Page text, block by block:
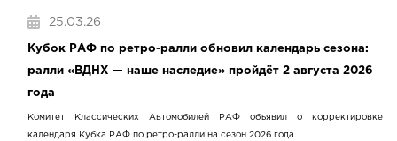
25.03.26
Кубок РАФ по ретро-ралли обновил календарь сезона:
ралли «ВДНХ — наше наследие» пройдёт 2 августа 2026
года
Комитет Классических Автомобилей РАФ объявил о корректировке
календаря Кубка РАФ по ретро-ралли на сезон 2026 года.